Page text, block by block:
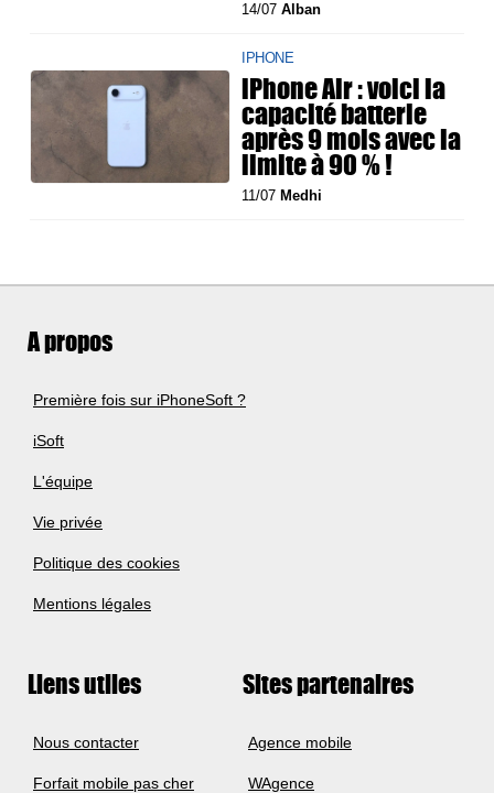
14/07Alban
IPHONE
iPhone Air : voici la
capacité batterie
après 9 mois avec la
limite à 90 % !
11/07 Medhi
A propos
Première fois sur iPhoneSoft ?
iSoft
L'équipe
Vie privée
Politique des cookies
Mentions légales
Liens utiles
Nous contacter
Forfait mobile pas cher
Sites partenaires
Agence mobile
WAgence